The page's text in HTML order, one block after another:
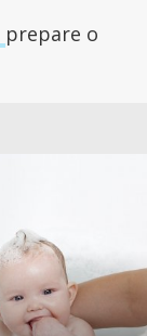
prepare o